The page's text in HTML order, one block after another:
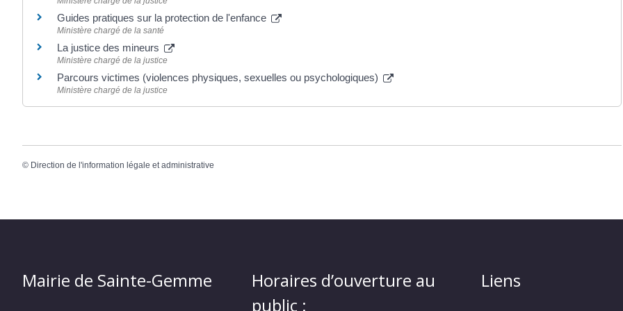
Guides pratiques sur la protection de l'enfance
Ministère chargé de la santé
La justice des mineurs
Ministère chargé de la justice
Parcours victimes (violences physiques, sexuelles ou psychologiques)
Ministère chargé de la justice
© Direction de l'information légale et administrative
Mairie de Sainte-Gemme
Horaires d’ouverture au
public :
Liens